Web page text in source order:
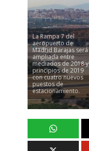
La Rampa 7 del
aeropuerto de
Madrid Barajas será
ampliada entre
mediados de 2018 y
principios de 2019
con cuatro nuevos
puestos de
estacionamiento.